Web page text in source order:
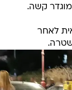
קשה.
לאחר